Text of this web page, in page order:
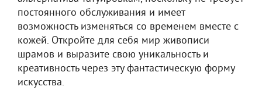
постоянного обслуживания и имеет
возможность изменяться со временем вместе с
кожей. Откройте для себя мир живописи
шрамов и выразите свою уникальность и
креативность через эту фантастическую форму
искусства.